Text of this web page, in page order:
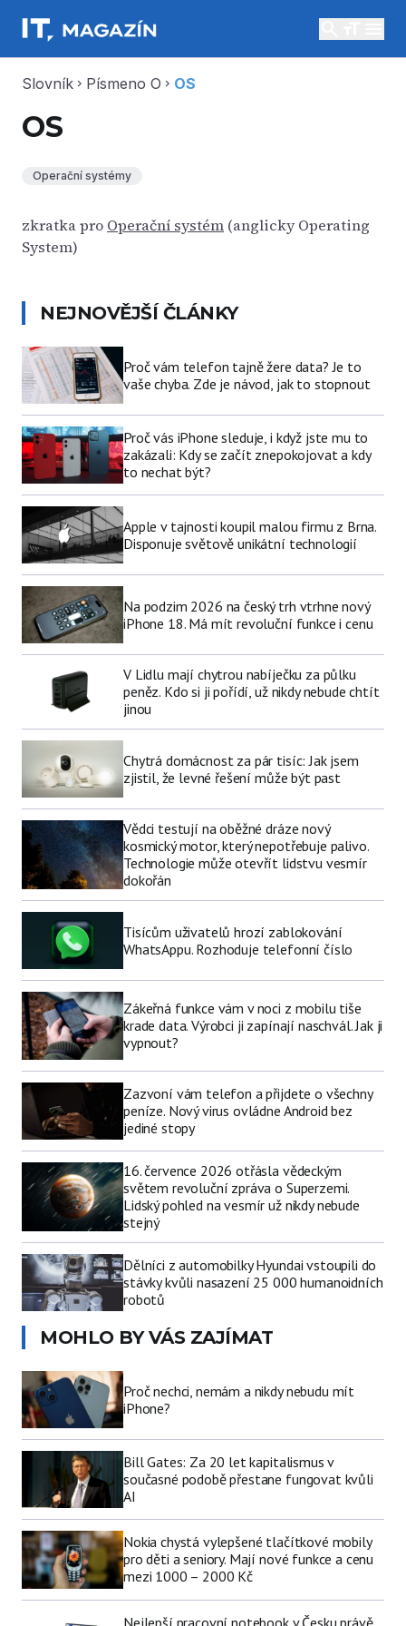
Slovník chevron_right Písmeno O chevron_right OS
OS
Operační systémy
zkratka pro Operační systém (anglicky Operating
System)
NEJNOVĚJŠÍ ČLÁNKY
Proč vám telefon tajně žere data? Je to
vaše chyba. Zde je návod, jak to stopnout
Proč vás iPhone sleduje, i když jste mu to
zakázali: Kdy se začít znepokojovat a kdy
to nechat být?
Apple v tajnosti koupil malou firmu z Brna.
Disponuje světově unikátní technologií
Na podzim 2026 na český trh vtrhne nový
iPhone 18. Má mít revoluční funkce i cenu
V Lidlu mají chytrou nabíječku za půlku
peněz. Kdo si ji pořídí, už nikdy nebude chtít
jinou
Chytrá domácnost za pár tisíc: Jak jsem
zjistil, že levné řešení může být past
Vědci testují na oběžné dráze nový
kosmický motor, který nepotřebuje palivo.
Technologie může otevřít lidstvu vesmír
dokořán
Tisícům uživatelů hrozí zablokování
WhatsAppu. Rozhoduje telefonní číslo
Zákeřná funkce vám v noci z mobilu tiše
krade data. Výrobci ji zapínají naschvál. Jak ji
vypnout?
Zazvoní vám telefon a přijdete o všechny
peníze. Nový virus ovládne Android bez
jediné stopy
16. července 2026 otřásla vědeckým
světem revoluční zpráva o Superzemi.
Lidský pohled na vesmír už nikdy nebude
stejný
Dělníci z automobilky Hyundai vstoupili do
stávky kvůli nasazení 25 000 humanoidních
robotů
MOHLO BY VÁS ZAJÍMAT
Proč nechci, nemám a nikdy nebudu mít
iPhone?
Bill Gates: Za 20 let kapitalismus v
současné podobě přestane fungovat kvůli
AI
Nokia chystá vylepšené tlačítkové mobily
pro děti a seniory. Mají nové funkce a cenu
mezi 1000 – 2000 Kč
Nejlepší pracovní notebook v Česku právě